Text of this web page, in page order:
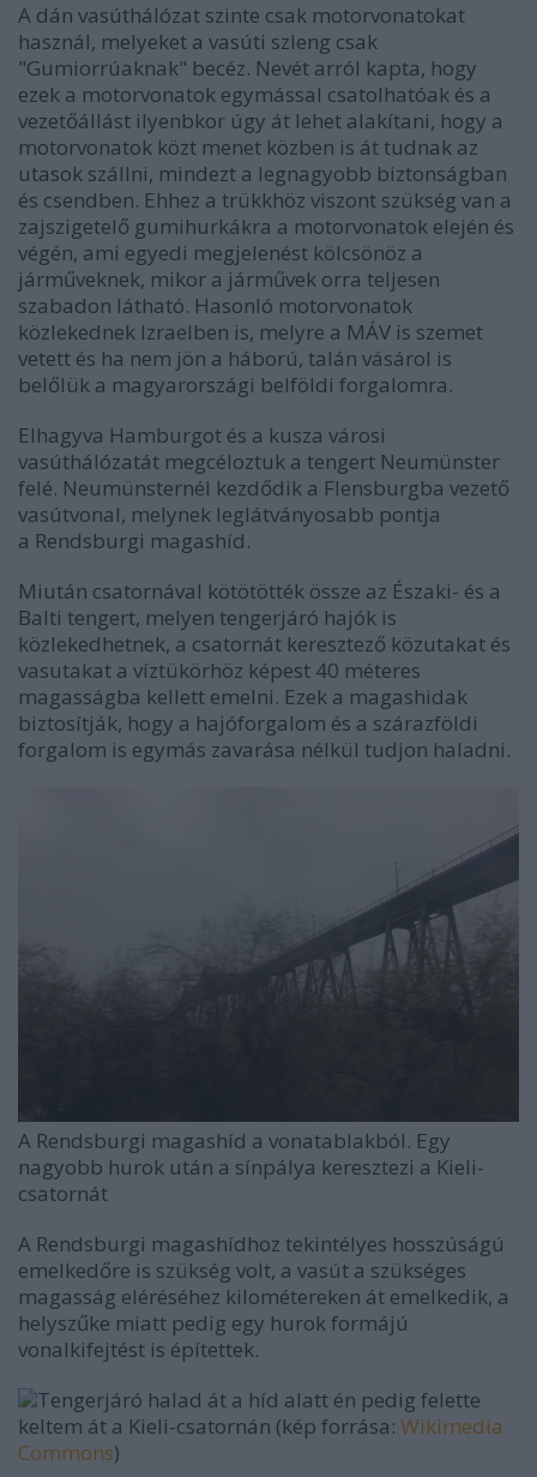
A dán vasúthálózat szinte csak motorvonatokat
használ, melyeket a vasúti szleng csak
"Gumiorrúaknak" becéz. Nevét arról kapta, hogy
ezek a motorvonatok egymással csatolhatóak és a
vezetőállást ilyenbkor úgy át lehet alakítani, hogy a
motorvonatok közt menet közben is át tudnak az
utasok szállni, mindezt a legnagyobb biztonságban
és csendben. Ehhez a trükkhöz viszont szükség van a
zajszigetelő gumihurkákra a motorvonatok elején és
végén, ami egyedi megjelenést kölcsönöz a
járműveknek, mikor a járművek orra teljesen
szabadon látható. Hasonló motorvonatok
közlekednek Izraelben is, melyre a MÁV is szemet
vetett és ha nem jön a háború, talán vásárol is
belőlük a magyarországi belföldi forgalomra.
Elhagyva Hamburgot és a kusza városi
vasúthálózatát megcéloztuk a tengert Neumünster
felé. Neumünsternél kezdődik a Flensburgba vezető
vasútvonal, melynek leglátványosabb pontja
a Rendsburgi magashíd.
Miután csatornával kötötötték össze az Északi- és a
Balti tengert, melyen tengerjáró hajók is
közlekedhetnek, a csatornát keresztező közutakat és
vasutakat a víztükörhöz képest 40 méteres
magasságba kellett emelni. Ezek a magashidak
biztosítják, hogy a hajóforgalom és a szárazföldi
forgalom is egymás zavarása nélkül tudjon haladni.
A Rendsburgi magashíd a vonatablakból. Egy
nagyobb hurok után a sínpálya keresztezi a Kieli-
csatornát
A Rendsburgi magashídhoz tekintélyes hosszúságú
emelkedőre is szükség volt, a vasút a szükséges
magasság eléréséhez kilométereken át emelkedik, a
helyszűke miatt pedig egy hurok formájú
vonalkifejtést is építettek.
Tengerjáró halad át a híd alatt én pedig felette
keltem át a Kieli-csatornán (kép forrása: Wikimedia
Commons)